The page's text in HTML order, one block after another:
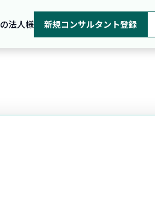
法人様 新規コンサルタント登録